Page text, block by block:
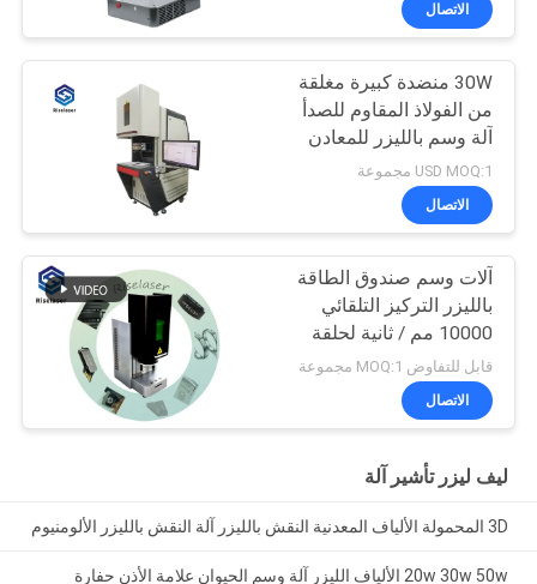
الاتصال
30W منضدة كبيرة مغلقة
من الفولاذ المقاوم للصدأ
آلة وسم بالليزر للمعادن
USD MOQ:1 مجموعة
الاتصال
آلات وسم صندوق الطاقة
بالليزر التركيز التلقائي
10000 مم / ثانية لحلقة
المجوهرات
قابل للتفاوض MOQ:1 مجموعة
الاتصال
ليف ليزر تأشير آلة
3D المحمولة الألياف المعدنية النقش بالليزر آلة النقش بالليزر الألومنيوم
20w 30w 50w الألياف الليزر آلة وسم الحيوان علامة الأذن حفارة